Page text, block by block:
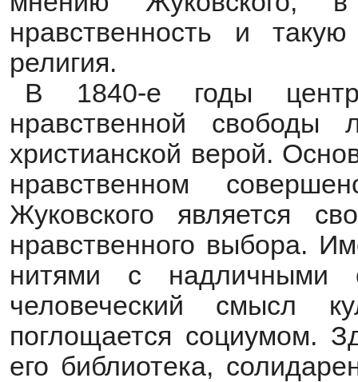
нравственность и
религия.
В 1840-е годы
нравственной свободы
христианской верой.
нравственном
Жуковского является
нравственного выбора.
нитями с надличными
человеческий смысл
поглощается социумом.
его библиотека,